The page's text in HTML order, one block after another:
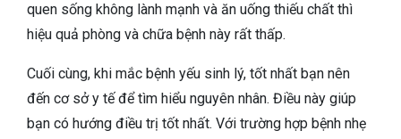
quen sống không lành mạnh và ăn uống thiếu chất thì
hiệu quả phòng và chữa bệnh này rất thấp.
Cuối cùng, khi mắc bệnh yếu sinh lý, tốt nhất bạn nên
đến cơ sở y tế để tìm hiểu nguyên nhân. Điều này giúp
bạn có hướng điều trị tốt nhất. Với trường hợp bệnh nhẹ